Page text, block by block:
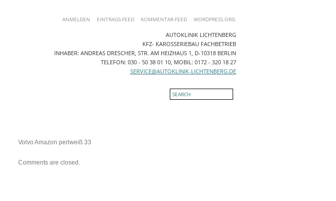
ANMELDEN EINTRAGS-FEED KOMMENTAR-FEED WORDPRESS.ORG
AUTOKLINIK LICHTENBERG
KFZ- KAROSSERIEBAU FACHBETRIEB
INHABER: ANDREAS DRESCHER, STR. AM HEIZHAUS 1, D-10318 BERLIN
TELEFON: 030 - 50 38 01 10, MOBIL: 0172 - 320 18 27
SERVICE@AUTOKLINIK-LICHTENBERG.DE
Volvo Amazon perlweiß 33
Comments are closed.